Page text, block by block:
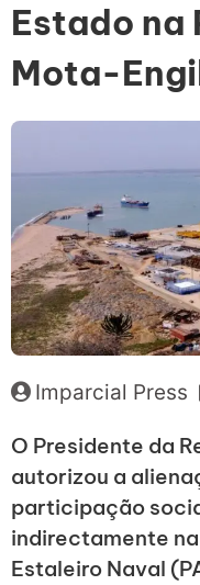
Estado na
Mota-
Imparcial Press
O Presidente da
autorizou a
participação
indirectamente
Estaleiro Naval